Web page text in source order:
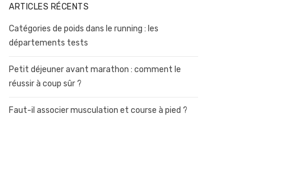
ARTICLES RÉCENTS
Catégories de poids dans le running : les
départements tests
Petit déjeuner avant marathon : comment le
réussir à coup sûr ?
Faut-il associer musculation et course à pied ?